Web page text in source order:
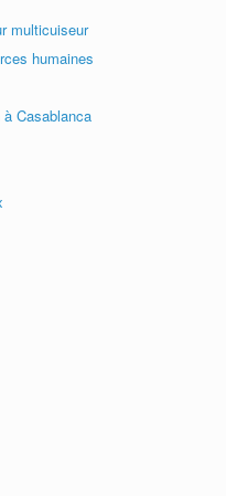
multicuiseur
humaines
Casablanca